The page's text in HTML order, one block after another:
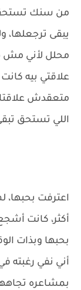
من سنك
يبقى ترجعلها،
محلل لأني مش
علاقتي بيه
متعقدش
اللي تستحق
اعترفت بحبها،
أكثر، كانت
بحبها وبذات
أني نفي رغبته
بمشاعره